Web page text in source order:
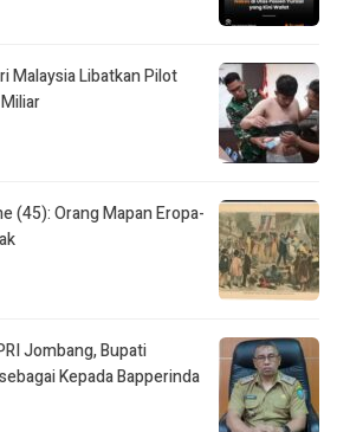
Malaysia Libatkan Pilot
(45): Orang Mapan Eropa-
Jombang, Bupati
Kepada Bapperinda